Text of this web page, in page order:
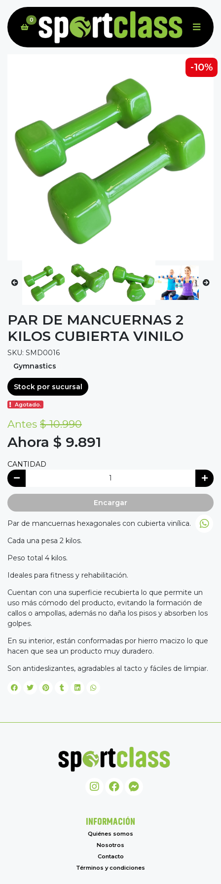
0
-10%
PAR DE MANCUERNAS 2
KILOS CUBIERTA VINILO
SKU: SMD0016
Gymnastics
Stock por sucursal
Agotado.
Antes $ 10.990
Ahora $ 9.891
CANTIDAD
Encargar
Par de mancuernas hexagonales con cubierta vinílica.
Cada una pesa 2 kilos.
Peso total 4 kilos.
Ideales para fitness y rehabilitación.
Cuentan con una superficie recubierta lo que permite un
uso más cómodo del producto, evitando la formación de
callos o ampollas, además no daña los pisos y absorben los
golpes.
En su interior, están conformadas por hierro macizo lo que
hacen que sea un producto muy duradero.
Son antideslizantes, agradables al tacto y fáciles de limpiar.
INFORMACIÓN
Quiénes somos
Nosotros
Contacto
Términos y condiciones